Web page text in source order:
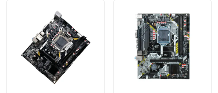
화면
우리에 대하여